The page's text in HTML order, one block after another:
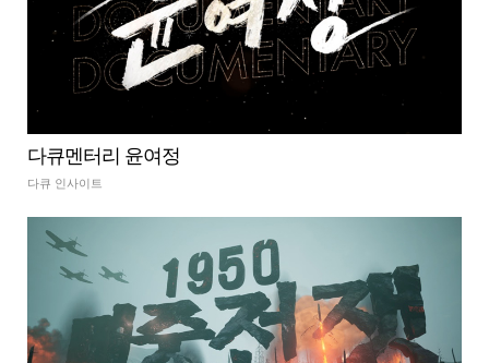
다큐멘터리 윤여정
다큐 인사이트